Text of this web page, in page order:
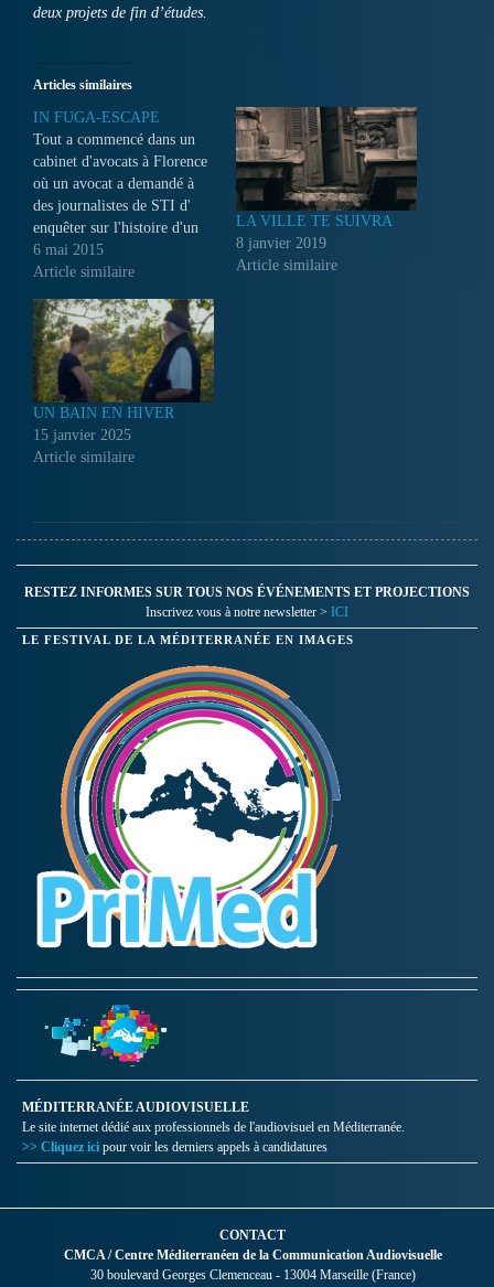
deux projets de fin d’études.
Articles similaires
IN FUGA-ESCAPE
Tout a commencé dans un
cabinet d'avocats à Florence
où un avocat a demandé à
des journalistes de STI d'
enquêter sur l'histoire d'un
de ses journalistes amis. Ce
journaliste avait été
commencé à se pencher sur
certaines entreprises qui
rassemblent les données à
caractère personnel…
6 mai 2015
Article similaire
LA VILLE TE SUIVRA
8 janvier 2019
Article similaire
UN BAIN EN HIVER
15 janvier 2025
Article similaire
RESTEZ INFORMES SUR TOUS NOS ÉVÉNEMENTS ET PROJECTIONS
Inscrivez vous à notre newsletter > ICI
LE FESTIVAL DE LA MÉDITERRANÉE EN IMAGES
MÉDITERRANÉE AUDIOVISUELLE
Le site internet dédié aux professionnels de l'audiovisuel en Méditerranée.
>> Cliquez ici pour voir les derniers appels à candidatures
CONTACT
CMCA / Centre Méditerranéen de la Communication Audiovisuelle
30 boulevard Georges Clemenceau - 13004 Marseille (France)